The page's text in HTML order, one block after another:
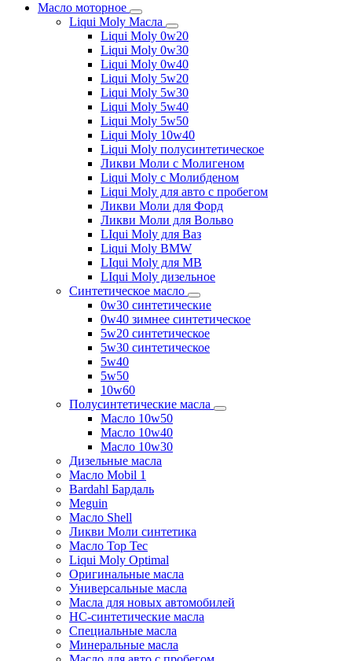
Масло моторное
Liqui Moly Масла
Liqui Moly 0w20
Liqui Moly 0w30
Liqui Moly 0w40
Liqui Moly 5w20
Liqui Moly 5w30
Liqui Moly 5w40
Liqui Moly 5w50
Liqui Moly 10w40
Liqui Moly полусинтетическое
Ликви Моли с Молигеном
Liqui Moly с Молибденом
Liqui Moly для авто с пробегом
Ликви Моли для Форд
Ликви Моли для Вольво
LIqui Moly для Ваз
Liqui Moly BMW
LIqui Moly для MB
LIqui Moly дизельное
Синтетическое масло
0w30 синтетические
0w40 зимнее синтетическое
5w20 синтетическое
5w30 синтетическое
5w40
5w50
10w60
Полусинтетические масла
Масло 10w50
Масло 10w40
Масло 10w30
Дизельные масла
Масло Mobil 1
Bardahl Бардаль
Meguin
Масло Shell
Ликви Моли синтетика
Масло Top Tec
Liqui Moly Optimal
Оригинальные масла
Универсальные масла
Масла для новых автомобилей
HC-синтетические масла
Специальные масла
Минеральные масла